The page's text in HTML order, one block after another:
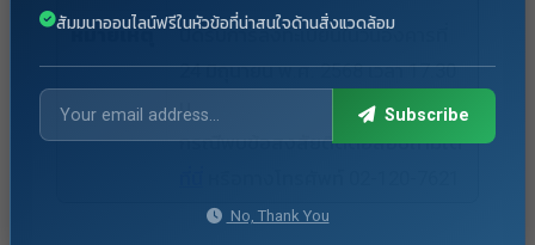
หมายเหตุ
ปิดรับการลงทะเบียนในวันอังคารที่
24 มิถุนายน พ.ศ. 2568 เวลา 17.30
น.
กรณีพบข้อสงสัยติดต่อสอบถามได้
สัมมนาออนไลน์ฟรีในหัวข้อที่น่าสนใจด้านสิ่งแวดล้อม
Subscribe
No, Thank You